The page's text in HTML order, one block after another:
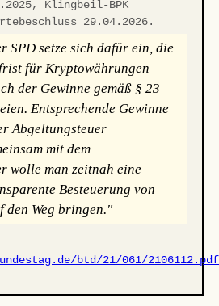
Klingbeil-BPK
29.04.2026.
SPD setze sich dafür ein, die
für Kryptowährungen
der Gewinne gemäß § 23
Entsprechende Gewinne
Abgeltungsteuer
mit dem
wolle man zeitnah eine
Besteuerung von
den Weg bringen."
btd/21/061/2106112.pdf